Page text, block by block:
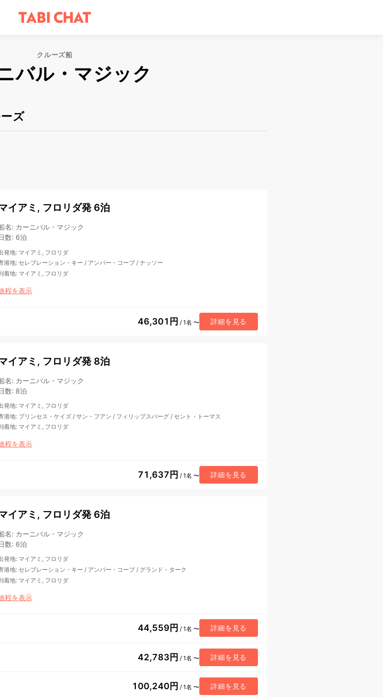
クルーズ船
バル・マジック
ズ
イアミ, フロリダ発 6泊
名: カーニバル・マジック
数: 6泊
発地: マイアミ, フロリダ
港地: セレブレーション・キー / アンバー・コーブ/ ナッソー
着地: マイアミ, フロリダ
程を表示
46,301円 / 1名 〜 詳細を見る
イアミ, フロリダ発 8泊
名: カーニバル・マジック
数: 8泊
発地: マイアミ, フロリダ
港地: プリンセス・ケイズ/ サン・フアン / フィリップスバーグ/ セント・トーマス
着地: マイアミ, フロリダ
程を表示
71,637円 / 1名 〜 詳細を見る
イアミ, フロリダ発 6泊
名: カーニバル・マジック
数: 6泊
発地: マイアミ, フロリダ
港地: セレブレーション・キー / アンバー・コーブ/ グランド・ターク
着地: マイアミ, フロリダ
程を表示
44,559円 / 1名 〜 詳細を見る
42,783円 / 1名 〜 詳細を見る
100,240円 / 1名 〜 詳細を見る